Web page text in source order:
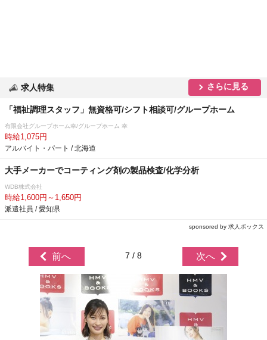
求人特集 さらに見る
「福祉調理スタッフ」無資格可/シフト相談可/グループホーム
有限会社グループホーム幸/グループホーム 幸
時給1,075円
アルバイト・パート / 北海道
大手メーカーでコーティング剤の製品検査/化学分析
WDB株式会社
時給1,600円～1,650円
派遣社員 / 愛知県
sponsored by 求人ボックス
前へ 7 / 8 次へ